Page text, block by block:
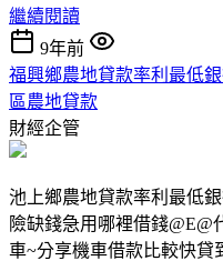
繼續閱讀
9年前
福興鄉農地貸款率利最低
區農地貸款
財經企管
池上鄉農地貸款率利最低
險缺錢急用哪裡借錢
車~分享機車借款比較快貸